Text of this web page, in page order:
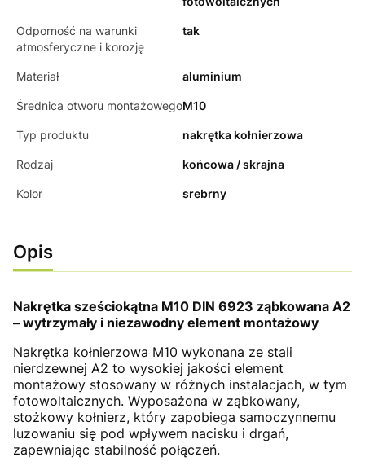
Odporność na warunki
atmosferyczne i korozję
tak
Materiał aluminium
Średnica otworu montażowegoM10
Typ produktu nakrętka kołnierzowa
Rodzaj końcowa / skrajna
Kolor srebrny
Opis
Nakrętka sześciokątna M10 DIN 6923 ząbkowana A2
– wytrzymały i niezawodny element montażowy
Nakrętka kołnierzowa M10 wykonana ze stali
nierdzewnej A2 to wysokiej jakości element
montażowy stosowany w różnych instalacjach, w tym
fotowoltaicznych. Wyposażona w ząbkowany,
stożkowy kołnierz, który zapobiega samoczynnemu
luzowaniu się pod wpływem nacisku i drgań,
zapewniając stabilność połączeń.